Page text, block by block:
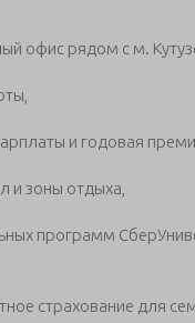
офис рядом с м.
и годовая
и зоны отдыха,
программ
страхование для